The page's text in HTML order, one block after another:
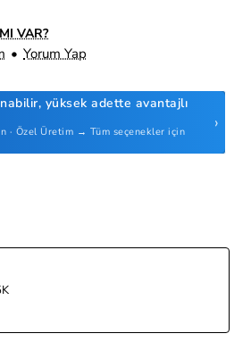
VAR?
yüksek adette avantajlı
· Özel Üretim → Tüm seçenekler için
›
• Yorum Yap